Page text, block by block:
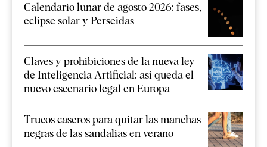
Calendario lunar de agosto 2026: fases,
eclipse solar y Perseidas
Claves y prohibiciones de la nueva ley
de Inteligencia Artificial: así queda el
nuevo escenario legal en Europa
Trucos caseros para quitar las manchas
negras de las sandalias en verano